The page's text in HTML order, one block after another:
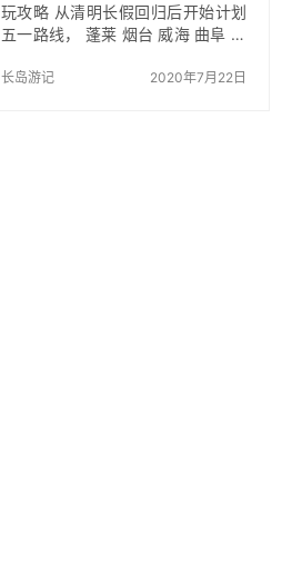
玩攻略 从清明长假回归后开始计划
五一路线， 蓬莱 烟台 威海 曲阜 都
都不高， 长岛及蓬莱的温度在15-
长岛游记 2020年7月22日